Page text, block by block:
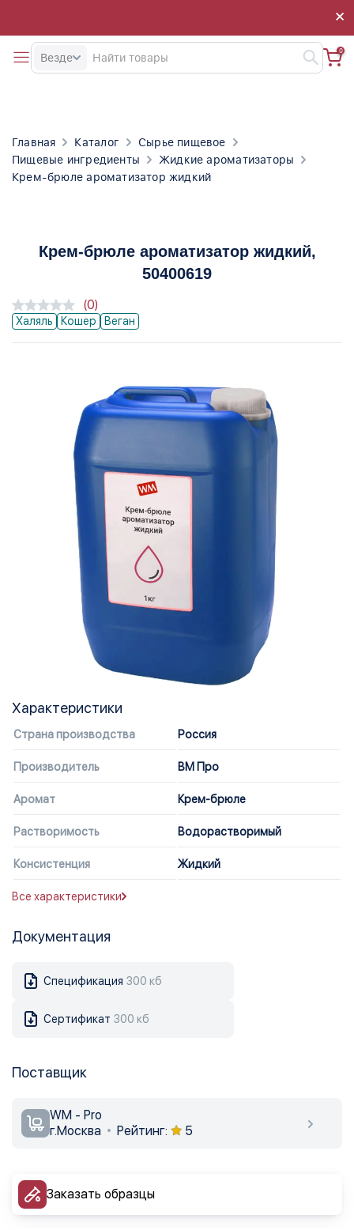
×
×
Везде
0
Главная Каталог
Сырье пищевое
Пищевые ингредиенты
Жидкие ароматизаторы
Крем-брюле ароматизатор жидкий
Крем-брюле ароматизатор жидкий,
50400619
Халяль Кошер Веган
(0)
Характеристики
Страна производства Россия
Производитель ВМ Про
Аромат Крем-брюле
Растворимость Водорастворимый
Консистенция Жидкий
Все характеристики
Документация
Спецификация 300 кб
Сертификат 300 кб
Поставщик
WM - Pro
г.Москва
Рейтинг: 5
Заказать образцы